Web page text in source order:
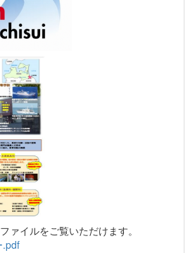
ァイルをご覧いただけます。
.pdf